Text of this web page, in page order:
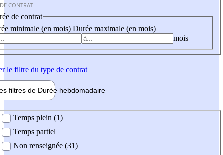
CONTRAT
de contrat
minimale (en mois) Durée maximale (en mois)
mois
le filtre du type de contrat
filtres de Durée hebdomadaire
Temps plein (1)
Temps partiel
Non renseignée (31)